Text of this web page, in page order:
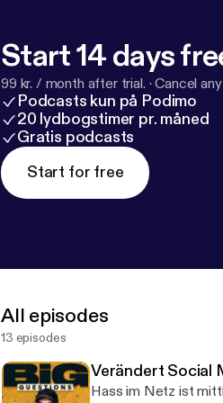
Start 14 days
99 kr. / month after trial. ·Cancel
Podcasts kun på Podimo
20 lydbogstimer pr. måned
Gratis podcasts
Start for free
All episodes
13 episodes
Verändert Social
Hass im Netz ist